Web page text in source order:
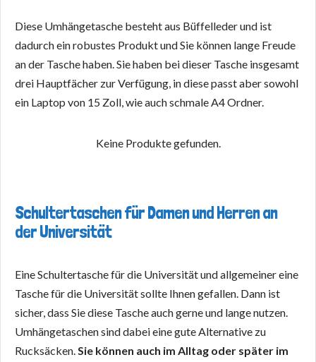
Diese Umhängetasche besteht aus Büffelleder und ist
dadurch ein robustes Produkt und Sie können lange Freude
an der Tasche haben. Sie haben bei dieser Tasche insgesamt
drei Hauptfächer zur Verfügung, in diese passt aber sowohl
ein Laptop von 15 Zoll, wie auch schmale A4 Ordner.
Keine Produkte gefunden.
Schultertaschen für Damen und Herren an
der Universität
Eine Schultertasche für die Universität und allgemeiner eine
Tasche für die Universität sollte Ihnen gefallen. Dann ist
sicher, dass Sie diese Tasche auch gerne und lange nutzen.
Umhängetaschen sind dabei eine gute Alternative zu
Rucksäcken.Sie können auch im Alltag oder später im